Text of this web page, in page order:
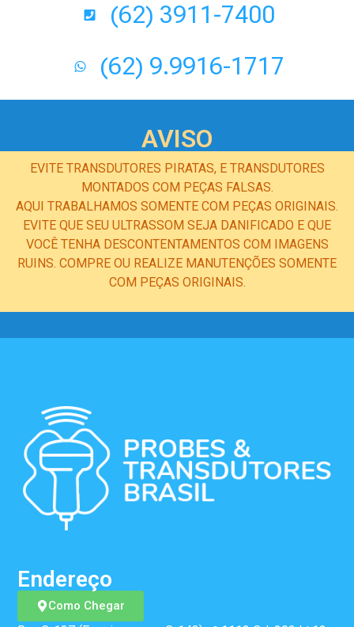
(62) 3911-7400
(62) 9.9916-1717
AVISO
EVITE TRANSDUTORES PIRATAS, E TRANSDUTORES
MONTADOS COM PEÇAS FALSAS.
AQUI TRABALHAMOS SOMENTE COM PEÇAS ORIGINAIS.
EVITE QUE SEU ULTRASSOM SEJA DANIFICADO E QUE
VOCÊ TENHA DESCONTENTAMENTOS COM IMAGENS
RUINS. COMPRE OU REALIZE MANUTENÇÕES SOMENTE
COM PEÇAS ORIGINAIS.
Como Chegar
Endereço